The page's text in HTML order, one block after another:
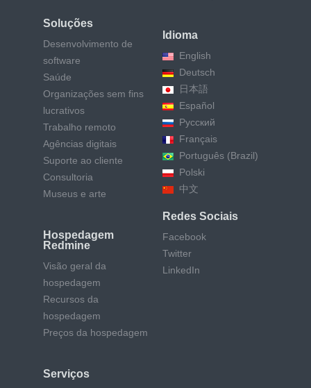
Soluções
Desenvolvimento de
software
Saúde
Organizações sem fins
lucrativos
Trabalho remoto
Agências digitais
Suporte ao cliente
Consultoria
Museus e arte
Hospedagem
Redmine
Visão geral da
hospedagem
Recursos da
hospedagem
Preços da hospedagem
Serviços
Idioma
English
Deutsch
日本語
Español
Русский
Français
Português (Brazil)
Polski
中文
Redes Sociais
Facebook
Twitter
LinkedIn